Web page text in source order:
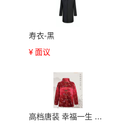
寿衣-黑
¥ 面议
高档唐装 幸福一生 上海福灵门